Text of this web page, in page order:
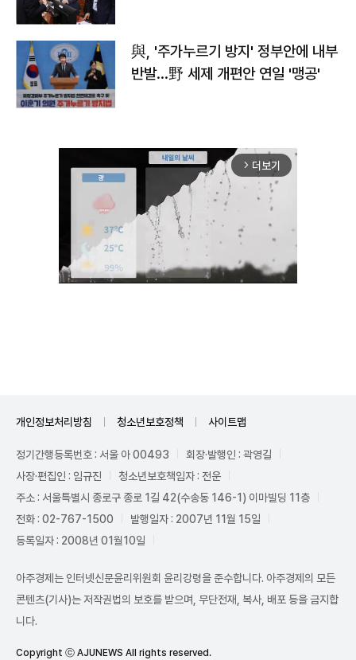
與, '주가누르기 방지' 정부안에 내부
반발…野 세제 개편안 연일 '맹공'
arrow_forward_ios 더보기
개인정보처리방침 청소년보호정책 사이트맵
정기간행등록번호 : 서울 아 00493
회장·발행인 : 곽영길
사장·편집인 : 임규진
청소년보호책임자 : 전운
주소 : 서울특별시 종로구 종로 1길 42(수송동 146-1) 이마빌딩 11층
전화 : 02-767-1500
발행일자 : 2007년 11월 15일
등록일자 : 2008년 01월10일
아주경제는 인터넷신문윤리위원회 윤리강령을 준수합니다. 아주경제의 모든
콘텐츠(기사)는 저작권법의 보호를 받으며, 무단전재, 복사, 배포 등을 금지합
니다.
Copyright ⓒ AJUNEWS All rights reserved.